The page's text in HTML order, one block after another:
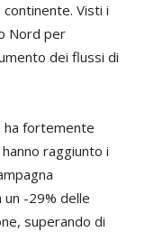
Visti i
Nord per
dei flussi di
ha fortemente
raggiunto i
un -29% delle
superando di